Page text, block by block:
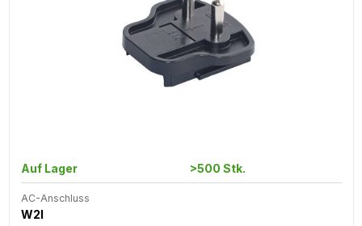
Auf Lager >500 Stk.
AC-Anschluss
W2I